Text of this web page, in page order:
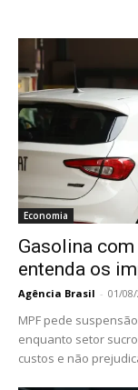
Economia
Gasolina
entenda os
Agência Brasil - 01/
MPF pede
enquanto setor
custos e não